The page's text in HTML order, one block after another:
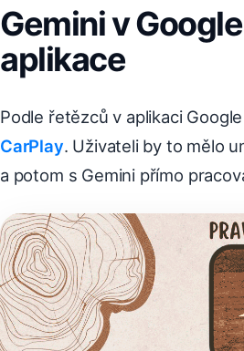
Gemini v
aplikace
Podle řetězců v aplikaci
CarPlay. Uživateli by to mělo
a potom s Gemini přímo